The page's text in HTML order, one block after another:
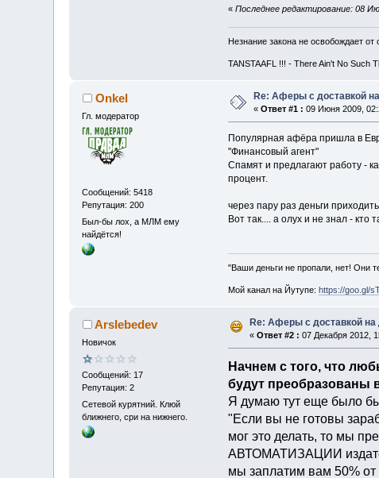
« Последнее редактирование: 08
Незнание закона не освобождает от
TANSTAAFL !!! - There Ain't No Such
Onkel
Гл. модератор
Сообщений: 5418
Репутация: 200
Был-бы лох, а МЛМ ему
найдётся!
Re: Аферы с доставкой
«Ответ #1 : 09 Июня 2009,
Популярная афёра пришла в
"Финансовый агент"
Спамят и предлагают работу -
процент.
через пару раз деньги
Вот так.... а олух и не знал -
"Ваши деньги не пропали, нет! Они
Мой канал на Йутупе: https://goo.gl/
Arslebedev
Новичок
Сообщений: 17
Репутация: 2
Сетевой курятний. Клюй
ближнего, сри на нижнего.
Re: Аферы с доставкой на
«Ответ #2 : 07 Декабря 2012,
Начнем с того, что
будут преобразованы
Я думаю тут еще было
"Если вы не готовы
мог это делать, то мы
АВТОМАТИЗАЦИИ
мы заплатим вам 50% от